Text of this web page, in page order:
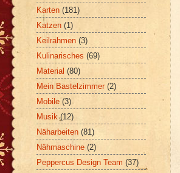
Karten (181)
Katzen (1)
Keilrahmen (3)
Kulinarisches (69)
Material (80)
Mein Bastelzimmer (2)
Mobile (3)
Musik (12)
Näharbeiten (81)
Nähmaschine (2)
Peppercus Design Team (37)